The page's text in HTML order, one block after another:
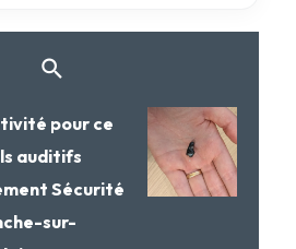
pour ce
auditifs
Sécurité
sur-